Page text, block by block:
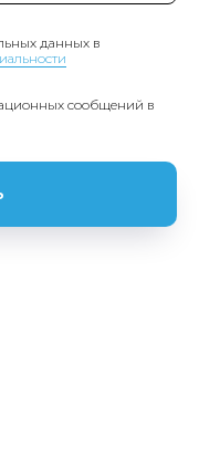
данных в
сообщений в